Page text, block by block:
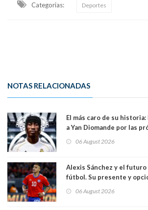
Categorias: Deportes
NOTAS RELACIONADAS
El más caro de su
a Yan Diomande por las
06 August 2026
Alexis Sánchez y el
fútbol. Su presente y
06 August 2026